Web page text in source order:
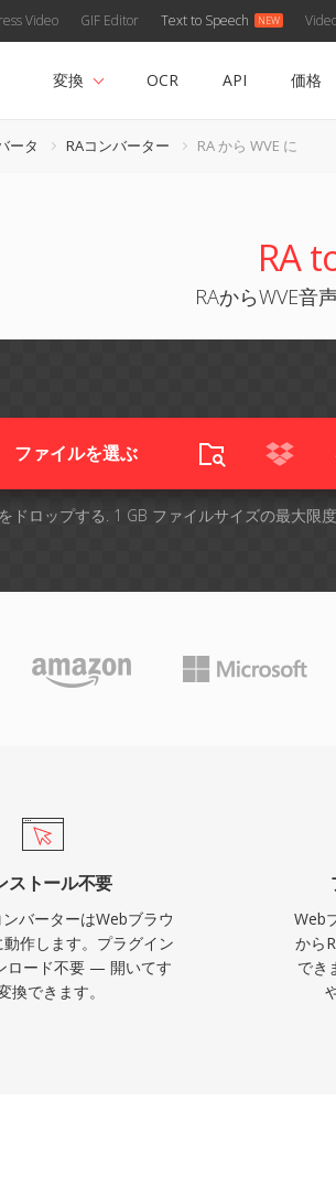
Video GIF Editor Text to Speech
変換 OCR API 価格
ータ RAコンバーター RA から WVE に
RA
RAからWVE音
ファイルを選ぶ
ドロップする. 1 GB ファイルサイズの最大限
ストール不要
バーターはWebブラウ
作します。プラグイン
ロード不要 — 開いてす
換できます。
Web
から
でき